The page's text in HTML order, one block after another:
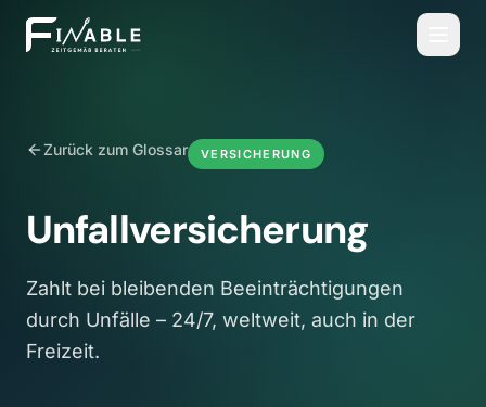
Zurück zum Glossar VERSICHERUNG
Unfallversicherung
Zahlt bei bleibenden Beeinträchtigungen
durch Unfälle – 24/7, weltweit, auch in der
Freizeit.